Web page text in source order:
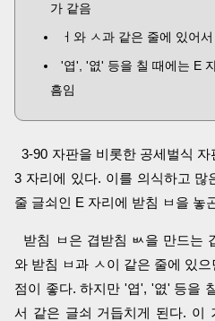
가 같음
ㅓ와 ㅅ과 같은 줄에 있어
'엽', '엾' 등을 칠 때에는 E
흠임
3-90 자판을 비롯한 공세벌식
3 자리에 있다. 이를 의식하고 많
줄 글쇠인 E 자리에 받침 ㅂ을 놓
받침 ㅂ은 겹받침 ㅄ을 만드는
와 받침 ㅂ과 ㅅ이 같은 줄에 있
점이 좋다. 하지만 '엽', '엾' 등을
서 같은 글쇠 거듭치게 된다. 이